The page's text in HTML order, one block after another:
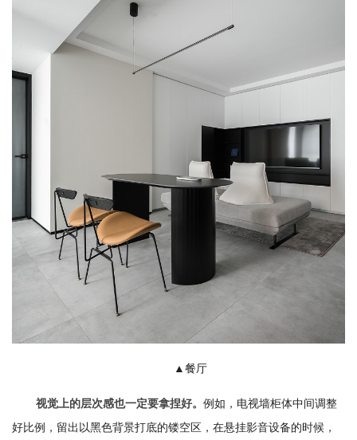
▲餐厅
视觉上的层次感也一定要拿捏好。 例如，电视墙柜体中间调整
好比例，留出以黑色背景打底的镂空区，在悬挂影音设备的时候，